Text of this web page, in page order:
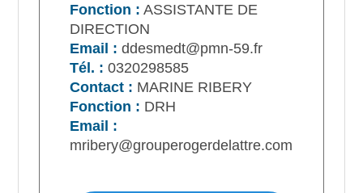
Fonction : ASSISTANTE DE
DIRECTION
Email : ddesmedt@pmn-59.fr
Tél. : 0320298585
Contact : MARINE RIBERY
Fonction : DRH
Email :
mribery@grouperogerdelattre.com